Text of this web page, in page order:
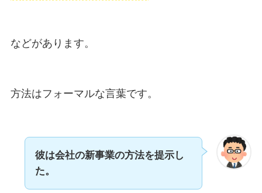
などがあります。
方法はフォーマルな言葉です。
彼は会社の新事業の方法を提示し
た。